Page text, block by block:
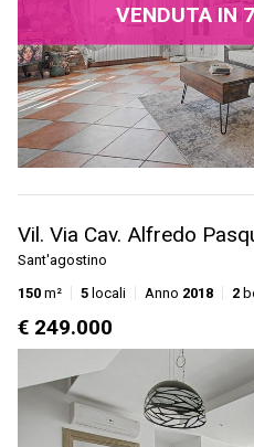
VENDUTA IN
Vil. Via Cav. Alfredo
Sant'agostino
150 m² 5 locali Anno 2018 2
€ 249.000